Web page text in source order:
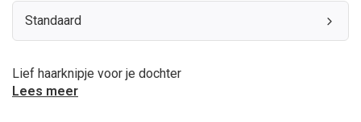
Standaard
Lief haarknipje voor je dochter
Lees meer